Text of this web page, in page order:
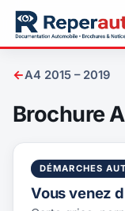
←A4 2015 – 2019
Brochure
DÉMARCHES
Vous venez